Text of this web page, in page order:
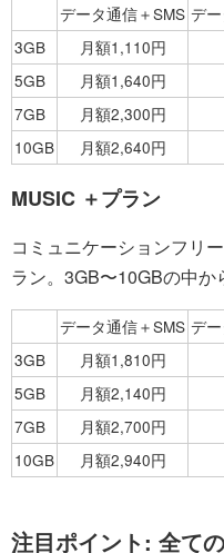
データ通信＋SMS デ
3GB
月額1,110円
5GB
月額1,640円
7GB
月額2,300円
10GB
月額2,640円
MUSIC ＋プラン
コミュニケーションフリ
ラン。3GB〜10GBの中か
データ通信＋SMS デ
3GB
月額1,810円
5GB
月額2,140円
7GB
月額2,700円
10GB
月額2,940円
注目ポイント: 全て